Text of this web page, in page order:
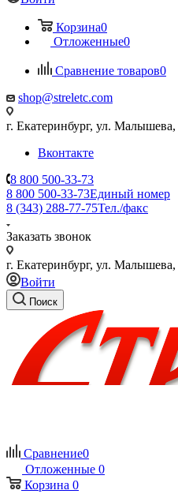
Корзина0
Отложенные0
Сравнение товаров0
shop@streletc.com
г. Екатеринбург, ул. Малышева,
Вконтакте
8 800 500-33-73
8 800 500-33-73Единый номер
8 (343) 288-77-75Тел./факс
Заказать звонок
г. Екатеринбург, ул. Малышева,
Войти
Поиск
Сравнение0
Отложенные 0
Корзина 0